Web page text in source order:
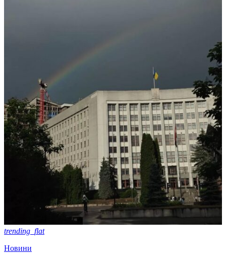
trending_flat
Новини